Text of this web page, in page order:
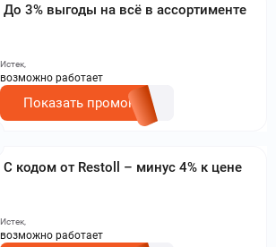
До 3% выгоды на всё в ассортименте
Истек,
возможно работает
Показать промокод
С кодом от Restoll – минус 4% к цене
Истек,
возможно работает